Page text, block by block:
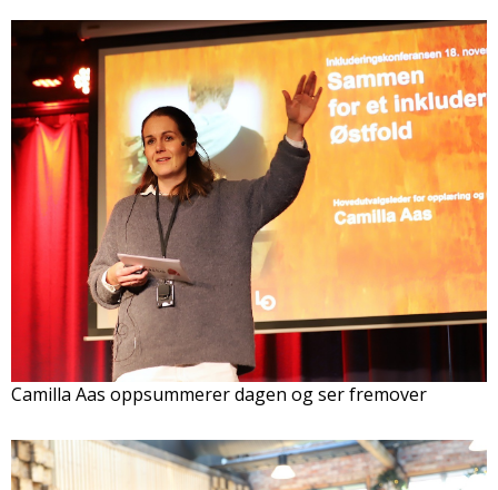
Camilla Aas oppsummerer dagen og ser fremover